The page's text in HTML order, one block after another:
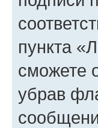
пункта
сможете
убрав